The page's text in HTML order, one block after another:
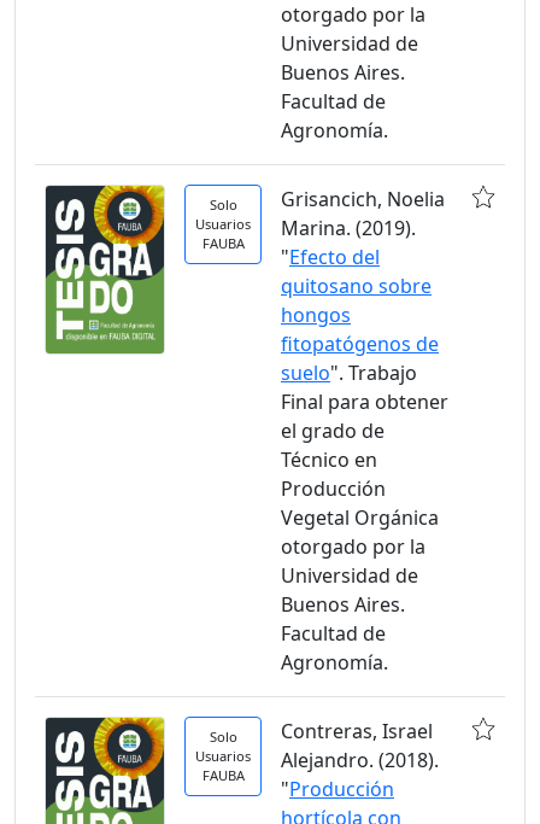
otorgado por la
Universidad de
Buenos Aires.
Facultad de
Agronomía.
Solo
Usuarios
FAUBA
Grisancich, Noelia
Marina. (2019).
"Efecto del
quitosano sobre
hongos
fitopatógenos de
suelo". Trabajo
Final para obtener
el grado de
Técnico en
Producción
Vegetal Orgánica
otorgado por la
Universidad de
Buenos Aires.
Facultad de
Agronomía.
Solo
Usuarios
FAUBA
Contreras, Israel
Alejandro. (2018).
"Producción
hortícola con